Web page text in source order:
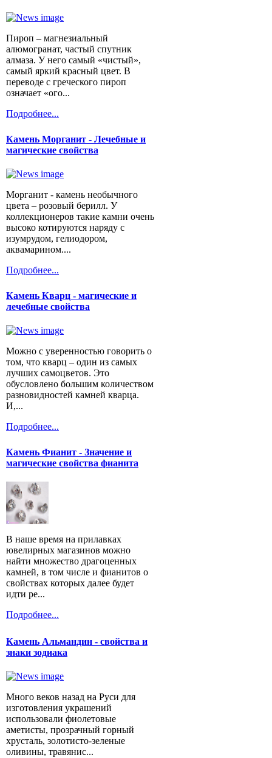
Пироп – магнезиальный
алюмогранат, частый спутник
алмаза. У него самый «чистый»,
самый яркий красный цвет. В
переводе с греческого пироп
означает «ого...
Подробнее...
Камень Морганит - Лечебные и
магические свойства
Морганит - камень необычного
цвета – розовый берилл. У
коллекционеров такие камни очень
высоко котируются наряду с
изумрудом, гелиодором,
аквамарином....
Подробнее...
Камень Кварц - магические и
лечебные свойства
Можно с уверенностью говорить о
том, что кварц – один из самых
лучших самоцветов. Это
обусловлено большим количеством
разновидностей камней кварца.
И,...
Подробнее...
Камень Фианит - Значение и
магические свойства фианита
В наше время на прилавках
ювелирных магазинов можно
найти множество драгоценных
камней, в том числе и фианитов о
свойствах которых далее будет
идти ре...
Подробнее...
Камень Альмандин - свойства и
знаки зодиака
Много веков назад на Руси для
изготовления украшений
использовали фиолетовые
аметисты, прозрачный горный
хрусталь, золотисто-зеленые
оливины, травянис...